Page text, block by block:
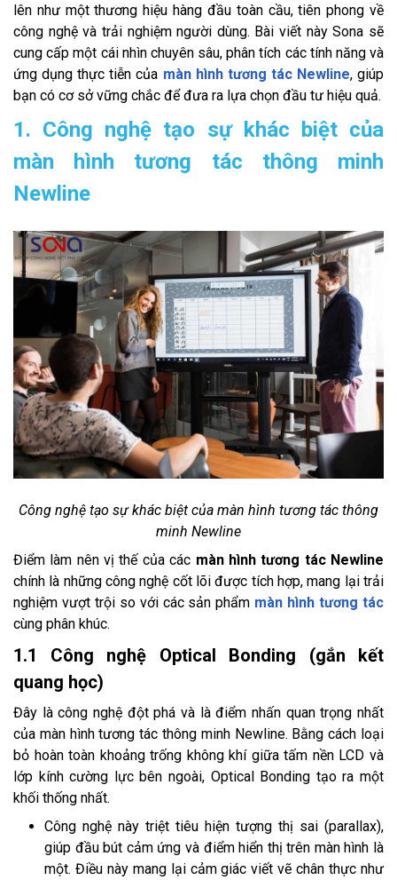
lên như một thương hiệu hàng đầu toàn cầu, tiên phong về
công nghệ và trải nghiệm người dùng. Bài viết này Sona sẽ
cung cấp một cái nhìn chuyên sâu, phân tích các tính năng và
ứng dụng thực tiễn của màn hình tương tác Newline, giúp
bạn có cơ sở vững chắc để đưa ra lựa chọn đầu tư hiệu quả.
1. Công nghệ tạo sự khác biệt của
màn hình tương tác thông minh
Newline
Công nghệ tạo sự khác biệt của màn hình tương tác thông
minh Newline
Điểm làm nên vị thế của các màn hình tương tác Newline
chính là những công nghệ cốt lõi được tích hợp, mang lại trải
nghiệm vượt trội so với các sản phẩm màn hình tương tác
cùng phân khúc.
1.1 Công nghệ Optical Bonding (gắn kết
quang học)
Đây là công nghệ đột phá và là điểm nhấn quan trọng nhất
của màn hình tương tác thông minh Newline. Bằng cách loại
bỏ hoàn toàn khoảng trống không khí giữa tấm nền LCD và
lớp kính cường lực bên ngoài, Optical Bonding tạo ra một
khối thống nhất.
Công nghệ này triệt tiêu hiện tượng thị sai (parallax),
giúp đầu bút cảm ứng và điểm hiển thị trên màn hình là
một. Điều này mang lại cảm giác viết vẽ chân thực như